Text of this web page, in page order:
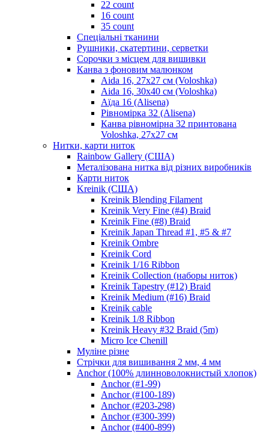
22 count
16 count
35 count
Спеціальні тканини
Рушники, скатертини, серветки
Сорочки з місцем для вишивки
Канва з фоновим малюнком
Aida 16, 27х27 см (Voloshka)
Aida 16, 30х40 см (Voloshka)
Аїда 16 (Alisena)
Рівномірка 32 (Alisena)
Канва рівномірна 32 принтована
Voloshka, 27х27 см
Нитки, карти ниток
Rainbow Gallery (США)
Металізована нитка від різних виробників
Карти ниток
Kreinik (США)
Kreinik Blending Filament
Kreinik Very Fine (#4) Braid
Kreinik Fine (#8) Braid
Kreinik Japan Thread #1, #5 & #7
Kreinik Ombre
Kreinik Cord
Kreinik 1/16 Ribbon
Kreinik Collection (наборы ниток)
Kreinik Tapestry (#12) Braid
Kreinik Medium (#16) Braid
Kreinik cable
Kreinik 1/8 Ribbon
Kreinik Heavy #32 Braid (5m)
Micro Ice Chenill
Муліне різне
Стрічки для вишивання 2 мм, 4 мм
Anchor (100% длинноволокнистый хлопок)
Anchor (#1-99)
Anchor (#100-189)
Anchor (#203-298)
Anchor (#300-399)
Anchor (#400-899)